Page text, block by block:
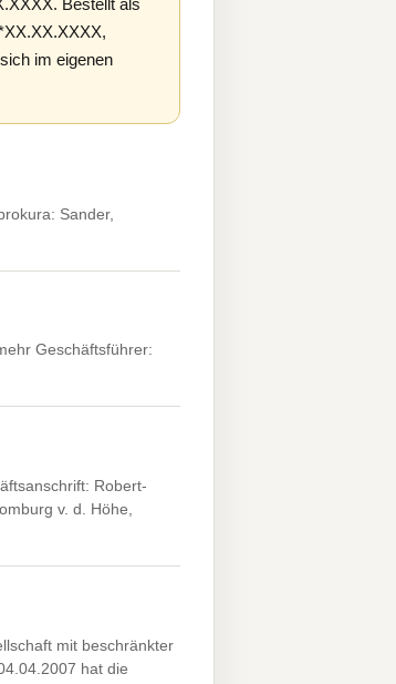
Bestellt als
im eigenen
Sander,
Geschäftsführer:
Robert-
v. d. Höhe,
mit beschränkter
hat die